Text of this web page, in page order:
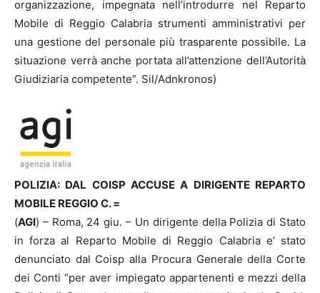
organizzazione, impegnata nell’introdurre nel Reparto
Mobile di Reggio Calabria strumenti amministrativi per
una gestione del personale più trasparente possibile. La
situazione verrà anche portata all’attenzione dell’Autorità
Giudiziaria competente”. Sil/Adnkronos)
POLIZIA: DAL COISP ACCUSE A DIRIGENTE REPARTO
MOBILE REGGIO C. =
(AGI) – Roma, 24 giu. – Un dirigente della Polizia di Stato
in forza al Reparto Mobile di Reggio Calabria e’ stato
denunciato dal Coisp alla Procura Generale della Corte
dei Conti “per aver impiegato appartenenti e mezzi della